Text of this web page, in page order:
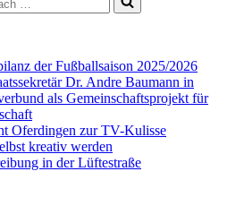
der Fußballsaison 2025/2026
Dr. Andre Baumann in
als Gemeinschaftsprojekt für
Oferdingen zur TV-Kulisse
kreativ werden
in der Lüftestraße